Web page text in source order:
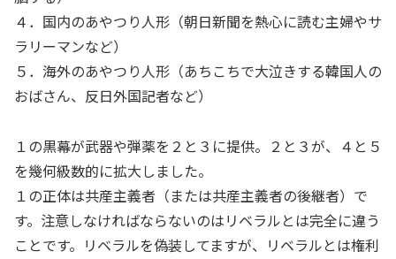
４．国内のあやつり人形（朝日新聞を熱心に読む主婦やサ
ラリーマンなど）
５．海外のあやつり人形（あちこちで大泣きする韓国人の
おばさん、反日外国記者など）
１の黒幕が武器や弾薬を２と３に提供。２と３が、４と５
を幾何級数的に拡大しました。
１の正体は共産主義者（または共産主義者の後継者）で
す。注意しなければならないのはリベラルとは完全に違う
ことです。リベラルを偽装してますが、リベラルとは権利